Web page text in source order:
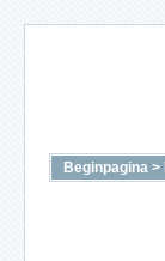
Beginpagina >